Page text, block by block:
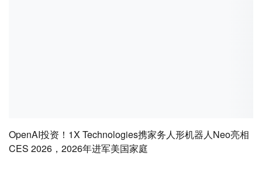
OpenAI投资！1X Technologies携家务人形机器人Neo亮相
CES 2026，2026年进军美国家庭